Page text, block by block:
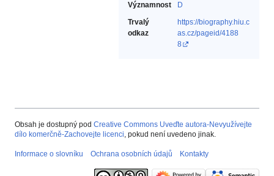
Významnost
D
Trvalý
odkaz
https://biography.hiu.c
as.cz/pageid/4188
8
Obsah je dostupný pod Creative Commons Uveďte autora-Nevyužívejte
dílo komerčně-Zachovejte licenci, pokud není uvedeno jinak.
Informace o slovníku Ochrana osobních údajů Kontakty